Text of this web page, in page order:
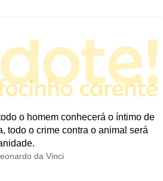
o homem conhecerá o íntimo de
todo o crime contra o animal será
da Vinci